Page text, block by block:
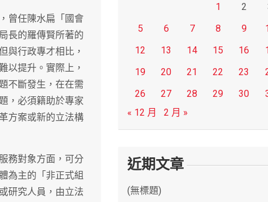
曾任陳水扁「國會
長的羅傳賢所著的
與行政專才相比，
以提升。實際上，
不斷發生，在在需
，必須籍助於專家
方案或新的立法構
務對象方面，可分
為主的「非正式組
研究人員，由立法
1
2
5
6 7 8 9
12
13 14 15 16
19
20 21 22 23
26
27 28 29 30
« 12 月
2 月 »
近期文章
(無標題)